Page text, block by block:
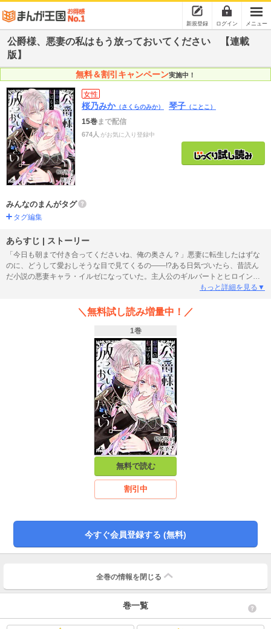
新規登録 ログイン メニュー
公爵様、悪妻の私はもう放っておいてください 【連載
版】
無料＆割引キャンペーン実施中！
女性
桜乃みか（さくらのみか） 琴子 （ことこ）
15巻まで配信
674人 がお気に入り登録中
みんなのまんがタグ
タグ編集
あらすじ | ストーリー
「今日も朝まで付き合ってくださいね、俺の奥さん？」悪妻に転生したはずな
のに、どうして愛おしそうな目で見てくるの――!?ある日気づいたら、昔読ん
だ小説の悪妻キャラ・イルゼになっていた。主人公のギルバートとヒロインの
仲を邪魔するイルゼの結末は、娼館落ちという悲惨なもの。本来の展開を変え
ればこの世界も楽しめるかも！なんて考えていた矢先、ギルバートが寝室に現
れて!?「その泣き顔は悪くない」「せいぜいそのまま嫌がるフリをしていてく
ださい」踏んだり蹴ったり抱かれたり(?)で散々なイルゼとクールなドS公爵の
恋模様にときめき必至のラブコメディ！【本商品は単話コンテンツとなりま
す。単行本版と収録内容が異なる場合がございます。漫画内の告知等は過去の
ものとなりますので、ご注意ください。】
もっと詳細を見る▼
＼無料試し読み増量中！／
1巻
無料で読む
割引中
今すぐ会員登録する (無料)
全巻の情報を 閉じる
巻一覧